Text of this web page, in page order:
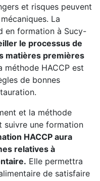
et risques peuvent
La
en formation à Sucy-
le processus de
matières premières
méthode HACCP est
de bonnes
et la méthode
suivre une formation
HACCP aura
relatives à
Elle permettra
de satisfaire